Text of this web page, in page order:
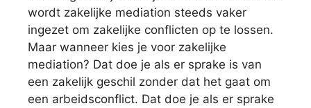
wordt zakelijke mediation steeds vaker
ingezet om zakelijke conflicten op te lossen.
Maar wanneer kies je voor zakelijke
mediation? Dat doe je als er sprake is van
een zakelijk geschil zonder dat het gaat om
een arbeidsconflict. Dat doe je als er sprake